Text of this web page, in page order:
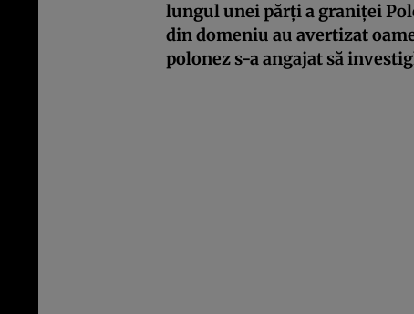
lungul unei părţi a graniţei
din domeniu au avertizat
polonez s-a angajat să